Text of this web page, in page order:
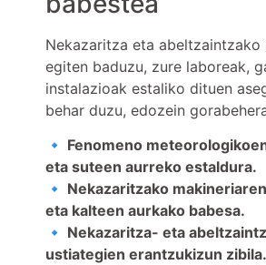
Nekazaritza eta abeltzaintzako
egiten baduzu, zure laboreak,
instalazioak estaliko dituen
behar duzu, edozein
🔹 Fenomeno
eta suteen aurreko estaldura.
🔹 Nekazaritzako
eta kalteen aurkako babesa.
🔹 Nekazaritza- eta
ustiategien erantzukizun zibila.